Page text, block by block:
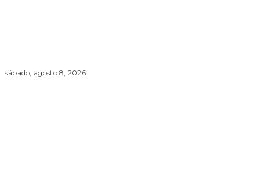
sábado, agosto 8, 2026